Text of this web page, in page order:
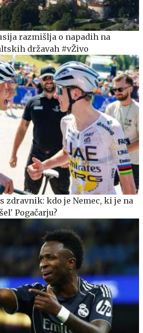
razmišlja o napadih na
državah #vŽivo
zdravnik: kdo je Nemec, ki je na
Pogačarju?